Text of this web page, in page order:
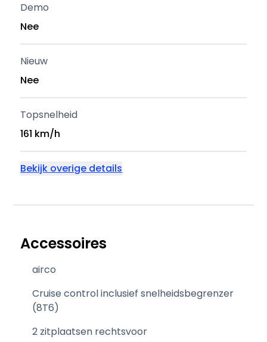
Demo
Nee
Nieuw
Nee
Topsnelheid
161 km/h
Bekijk overige details
Accessoires
airco
Cruise control inclusief snelheidsbegrenzer
(8T6)
2 zitplaatsen rechtsvoor